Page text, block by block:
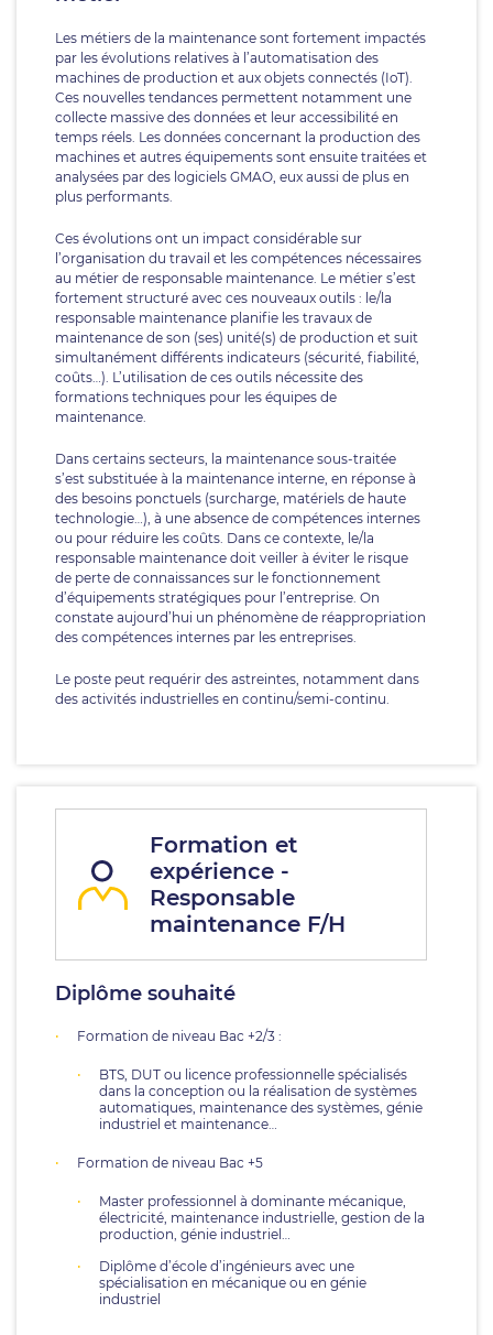
Les métiers de la maintenance sont fortement impactés
par les évolutions relatives à l’automatisation des
machines de production et aux objets connectés (IoT).
Ces nouvelles tendances permettent notamment une
collecte massive des données et leur accessibilité en
temps réels. Les données concernant la production des
machines et autres équipements sont ensuite traitées et
analysées par des logiciels GMAO, eux aussi de plus en
plus performants.
Ces évolutions ont un impact considérable sur
l’organisation du travail et les compétences nécessaires
au métier de responsable maintenance. Le métier s’est
fortement structuré avec ces nouveaux outils : le/la
responsable maintenance planifie les travaux de
maintenance de son (ses) unité(s) de production et suit
simultanément différents indicateurs (sécurité, fiabilité,
coûts…). L’utilisation de ces outils nécessite des
formations techniques pour les équipes de
maintenance.
Dans certains secteurs, la maintenance sous-traitée
s’est substituée à la maintenance interne, en réponse à
des besoins ponctuels (surcharge, matériels de haute
technologie…), à une absence de compétences internes
ou pour réduire les coûts. Dans ce contexte, le/la
responsable maintenance doit veiller à éviter le risque
de perte de connaissances sur le fonctionnement
d’équipements stratégiques pour l’entreprise. On
constate aujourd’hui un phénomène de réappropriation
des compétences internes par les entreprises.
Le poste peut requérir des astreintes, notamment dans
des activités industrielles en continu/semi-continu.
Formation et
expérience -
Responsable
maintenance F/H
Diplôme souhaité
Formation de niveau Bac +2/3 :
BTS, DUT ou licence professionnelle spécialisés
dans la conception ou la réalisation de systèmes
automatiques, maintenance des systèmes, génie
industriel et maintenance…
Formation de niveau Bac +5
Master professionnel à dominante mécanique,
électricité, maintenance industrielle, gestion de la
production, génie industriel…
Diplôme d’école d’ingénieurs avec une
spécialisation en mécanique ou en génie
industriel